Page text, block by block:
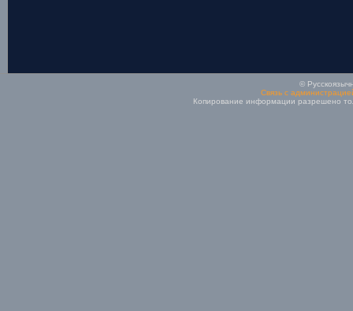
©
Связь с
Копирование информации разрешено